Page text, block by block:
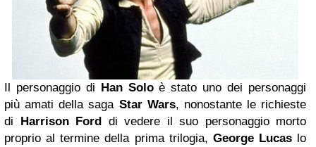
Il personaggio di Han Soloè stato uno dei personaggi
più amati della saga Star Wars, nonostante le richieste
di Harrison Ford di vedere il suo personaggio morto
proprio al termine della prima trilogia, George Lucaslo